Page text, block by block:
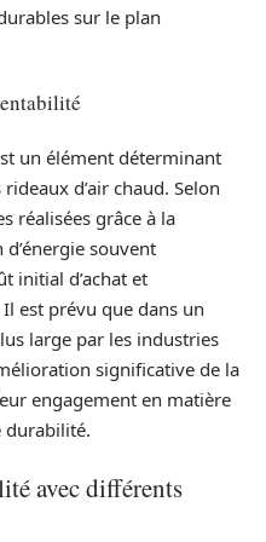
sur le plan
un élément déterminant
d’air chaud. Selon
réalisées grâce à la
souvent
initial d’achat et
est prévu que dans un
large par les industries
significative de la
engagement en matière
durabilité.
avec différents